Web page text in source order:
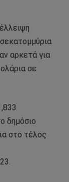
αρκετά για
σε
δημόσιο
στο τέλος